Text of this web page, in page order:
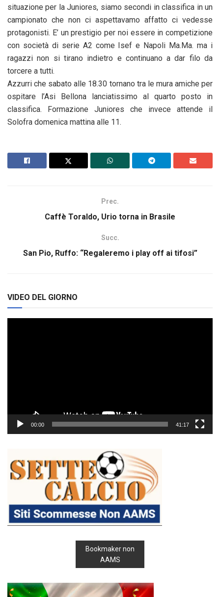
situazione per la Juniores, siamo secondi in classifica in un
campionato che non ci aspettavamo affatto ci vedesse
protagonisti. E’ un prestigio per noi essere in competizione
con società di serie A2 come Isef e Napoli Ma.Ma. ma i
ragazzi non si tirano indietro e continuano a dar filo da
torcere a tutti.
Azzurri che sabato alle 18.30 tornano tra le mura amiche per
ospitare l’Asi Bellona lanciatissimo al quarto posto in
classifica. Formazione Juniores che invece attende il
Solofra domenica mattina alle 11.
Prec.
Caffè Toraldo, Urio torna in Brasile
Succ.
San Pio, Ruffo: “Regaleremo i play off ai tifosi”
VIDEO DEL GIORNO
00:00 41:17
Bookmaker non
AAMS